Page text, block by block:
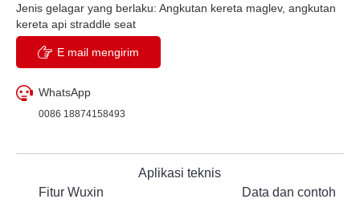
Jenis gelagar yang berlaku: Angkutan kereta maglev, angkutan
kereta api straddle seat
Jenis: sinar PC lurus, sinar PC melengkung, sinar PC yang didu
kung sederhana, sinar PC kontinu
E mail mengirim
WhatsApp
0086 18874158493
Fitur Wuxin
Aplikasi teknis
Data dan contoh